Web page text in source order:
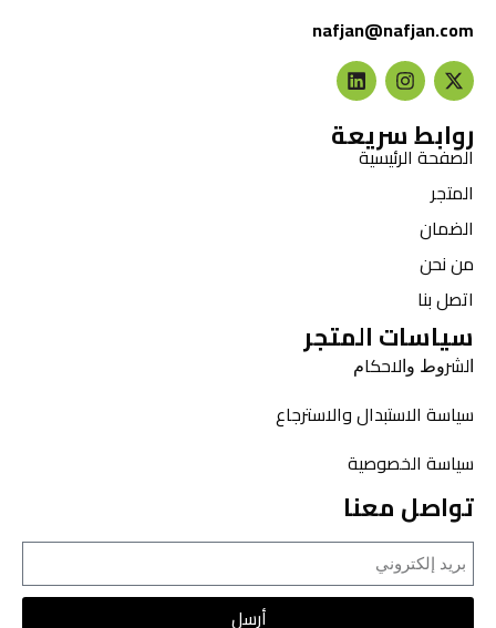
nafjan@nafjan.com
روابط سريعة
الصفحة الرئيسية
المتجر
الضمان
من نحن
اتصل بنا
سياسات المتجر
ﺍﻟﺸﺮﻭﻁ ﻭﺍﻻﺣﻜﺎﻡ
سياسة الاستبدال والاسترجاع
سياسة الخصوصية
تواصل معنا
أرسل